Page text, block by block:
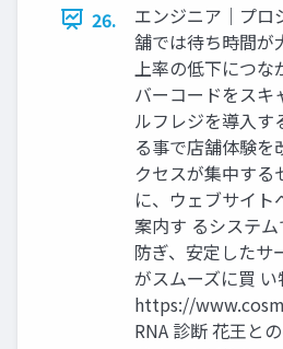
26.
エンジニア｜プロ
舗では待ち時間が
上率の低下につな
バーコードをスキ
ルフレジを導入す
る事で店舗体験
クセスが集中す
に、ウェブサイ
案内す るシステ
防ぎ、安定したサ
がスムーズに買
https://
RNA 診断 花王と